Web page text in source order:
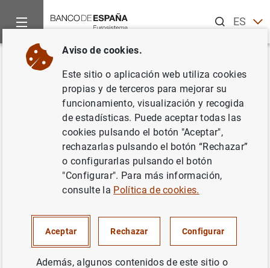
ESEN
Inicio Noticias y eventos
Volver
Evolución monetaria de la zona
del euro: junio 2012
POLÍTICA MONETARIA SITUACIÓN ECONÓMICA
Evolución monetaria de la zona del euro:
Aviso de cookies.
Este sitio o aplicación web utiliza cookies
propias y de terceros para mejorar su
funcionamiento, visualización y recogida
de estadísticas. Puede aceptar todas las
cookies pulsando el botón "Aceptar",
rechazarlas pulsando el botón “Rechazar”
o configurarlas pulsando el botón
"Configurar". Para más información,
consulte la Política de cookies.
Aceptar Rechazar Configurar
Además, algunos contenidos de este sitio o